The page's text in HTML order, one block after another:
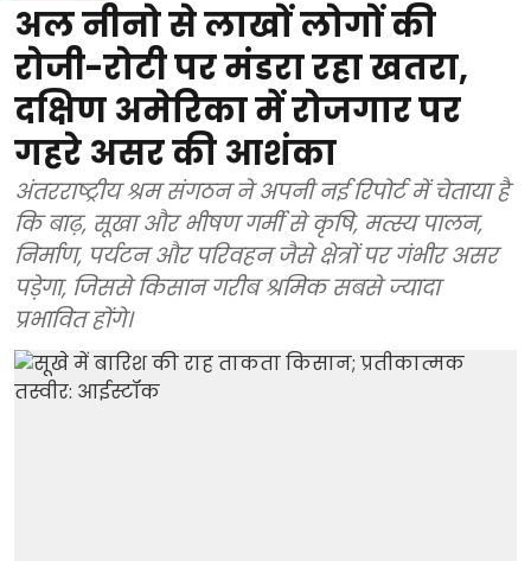
अल नीनो से लाखों लोगों की
रोजी-रोटी पर मंडरा रहा खतरा,
दक्षिण अमेरिका में रोजगार पर
गहरे असर की आशंका
अंतरराष्ट्रीय श्रम संगठन ने अपनी नई रिपोर्ट में चेताया है
कि बाढ़, सूखा और भीषण गर्मी से कृषि, मत्स्य पालन,
निर्माण, पर्यटन और परिवहन जैसे क्षेत्रों पर गंभीर असर
पड़ेगा, जिससे किसान गरीब श्रमिक सबसे ज्यादा
प्रभावित होंगे।